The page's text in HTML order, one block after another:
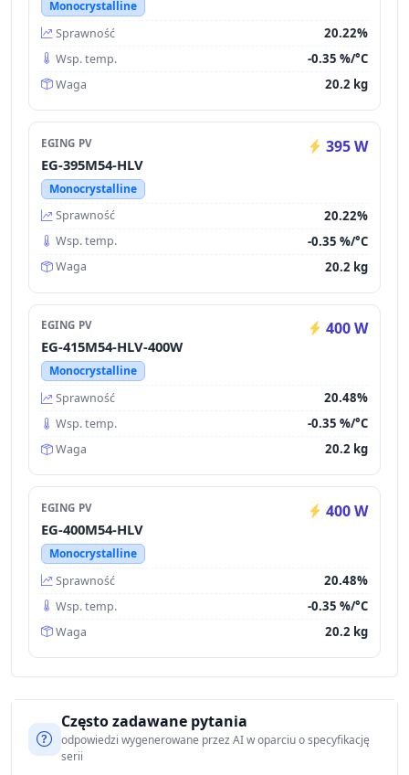
Monocrystalline
Sprawność
20.22%
Wsp. temp. -0.35 %/°C
Waga 20.2 kg
EGING PV 395 W
EG-395M54-HLV
Monocrystalline
Sprawność
20.22%
Wsp. temp. -0.35 %/°C
Waga 20.2 kg
EGING PV 400 W
EG-415M54-HLV-400W
Monocrystalline
Sprawność
20.48%
Wsp. temp. -0.35 %/°C
Waga 20.2 kg
EGING PV 400 W
EG-400M54-HLV
Monocrystalline
Sprawność
20.48%
Wsp. temp. -0.35 %/°C
Waga 20.2 kg
Często zadawane pytania
odpowiedzi wygenerowane przez AI w oparciu o specyfikację
serii